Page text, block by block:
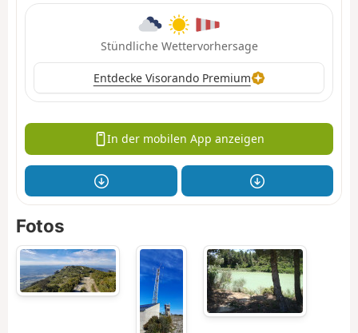
Stündliche Wettervorhersage
Entdecke Visorando Premium
In der mobilen App anzeigen
Fotos